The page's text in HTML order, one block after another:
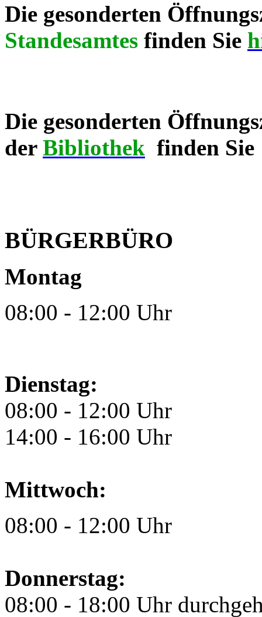
Die gesonderten
Standesamtes finden Sie
Die gesonderten
der Bibliothek finden Sie
BÜRGERBÜRO
Montag
08:00 - 12:00 Uhr
Dienstag:
08:00 - 12:00 Uhr
14:00 - 16:00 Uhr
Mittwoch:
08:00 - 12:00 Uhr
Donnerstag:
08:00 - 18:00 Uhr